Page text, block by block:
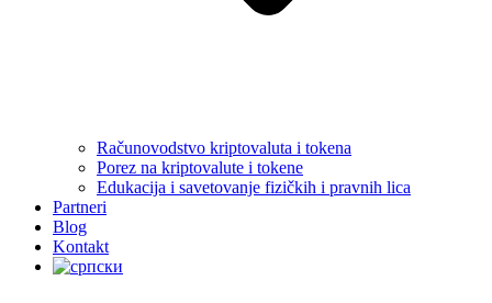
Računovodstvo kriptovaluta i tokena
Porez na kriptovalute i tokene
Edukacija i savetovanje fizičkih i pravnih lica
Partneri
Blog
Kontakt